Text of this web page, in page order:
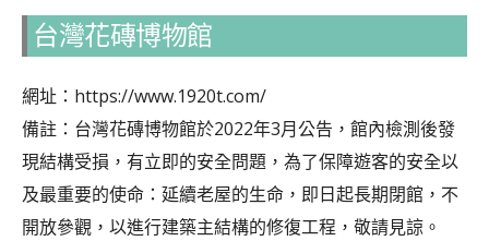
台灣花磚博物館
網址：https://www.1920t.com/
備註： 台灣花磚博物館於2022年3月公告，館內檢測後發
現結構受損，有立即的安全問題，為了保障遊客的安全以
及最重要的使命：延續老屋的生命，即日起長期閉館，不
開放參觀，以進行建築主結構的修復工程，敬請見諒。